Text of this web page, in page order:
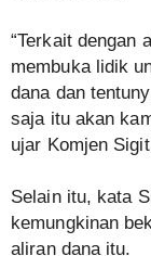
“Terkait dengan
membuka lidik
dana dan
saja itu akan
ujar Komjen
Selain itu, kata
kemungkinan
aliran dana itu.